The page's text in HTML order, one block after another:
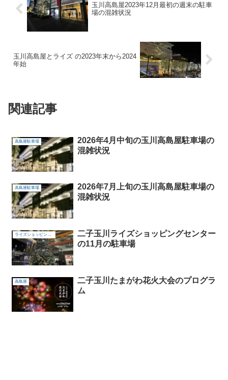
玉川高島屋2023年12月最初の週末の駐車
場の混雑状況
玉川高島屋とライズ の2023年末から2024
年始
関連記事
高島屋駐車場
2026年4月中旬の玉川高島屋駐車場の
混雑状況
高島屋駐車場
2026年7月上旬の玉川高島屋駐車場の
混雑状況
ライズショッピングセンター
二子玉川ライズショッピングセンター
の11月の駐車場
高島屋
二子玉川たまがわ花火大会のプログラ
ム